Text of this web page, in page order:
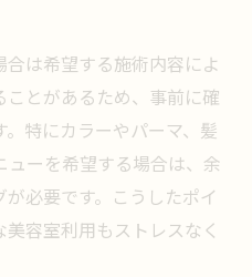
は希望する施術内容によ
とがあるため、事前に確
特にカラーやパーマ、髪
ーを希望する場合は、余
必要です。こうしたポイ
容室利用もストレスなく